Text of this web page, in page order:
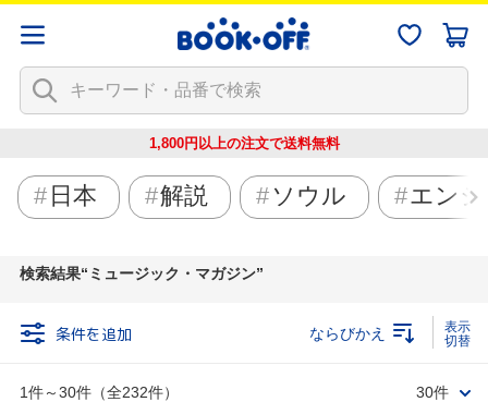
1,800円以上の注文で送料無料
日本 解説 ソウル エン
検索結果 ミュージック・マガジン
条件を追加
1件～30件（全232件）
ならびかえ
30件